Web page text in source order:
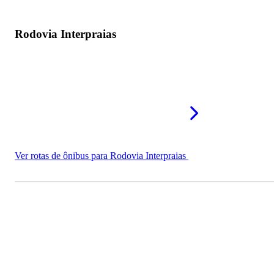
Rodovia Interpraias
Ver rotas de ônibus para Rodovia Interpraias